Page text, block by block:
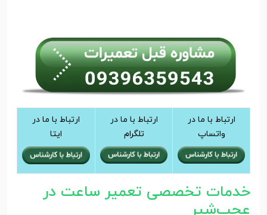
ارتباط با ما در
واتساپ
ارتباط با ما در
تلگرام
ارتباط با ما در
ایتا
خدمات تخصصی تعمیر ساعت در
عجب‌شیر